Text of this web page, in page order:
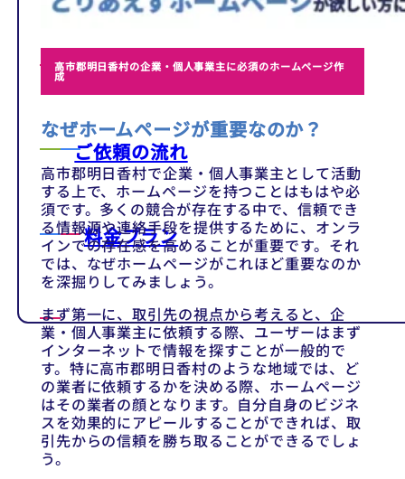
制作事例
ご依頼の流れ
料金プラン
高市郡明日香村の企業・個人事業主に必須のホームページ作
成
なぜホームページが重要なのか？
高市郡明日香村で企業・個人事業主として活動
する上で、ホームページを持つことはもはや必
須です。多くの競合が存在する中で、信頼でき
る情報源や連絡手段を提供するために、オンラ
インでの存在感を高めることが重要です。それ
では、なぜホームページがこれほど重要なのか
を深掘りしてみましょう。
まず第一に、取引先の視点から考えると、企
業・個人事業主に依頼する際、ユーザーはまず
インターネットで情報を探すことが一般的で
す。特に高市郡明日香村のような地域では、ど
の業者に依頼するかを決める際、ホームページ
はその業者の顔となります。自分自身のビジネ
スを効果的にアピールすることができれば、取
引先からの信頼を勝ち取ることができるでしょ
う。